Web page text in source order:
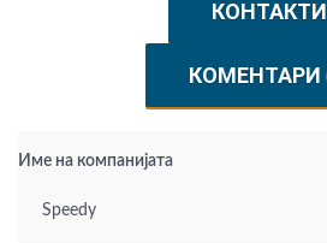
КОНТАКТИ
КОМЕНТАРИ
Име на компанијата
Speedy